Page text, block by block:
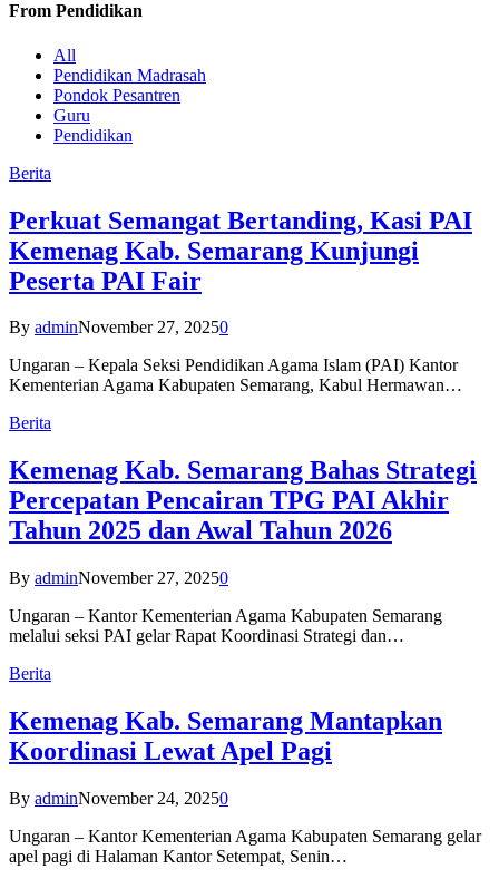
From Pendidikan
All
Pendidikan Madrasah
Pondok Pesantren
Guru
Pendidikan
Berita
Perkuat Semangat Bertanding, Kasi PAI
Kemenag Kab. Semarang Kunjungi
Peserta PAI Fair
By adminNovember 27, 20250
Ungaran – Kepala Seksi Pendidikan Agama Islam (PAI) Kantor
Kementerian Agama Kabupaten Semarang, Kabul Hermawan…
Berita
Kemenag Kab. Semarang Bahas Strategi
Percepatan Pencairan TPG PAI Akhir
Tahun 2025 dan Awal Tahun 2026
By adminNovember 27, 20250
Ungaran – Kantor Kementerian Agama Kabupaten Semarang
melalui seksi PAI gelar Rapat Koordinasi Strategi dan…
Berita
Kemenag Kab. Semarang Mantapkan
Koordinasi Lewat Apel Pagi
By adminNovember 24, 20250
Ungaran – Kantor Kementerian Agama Kabupaten Semarang gelar
apel pagi di Halaman Kantor Setempat, Senin…